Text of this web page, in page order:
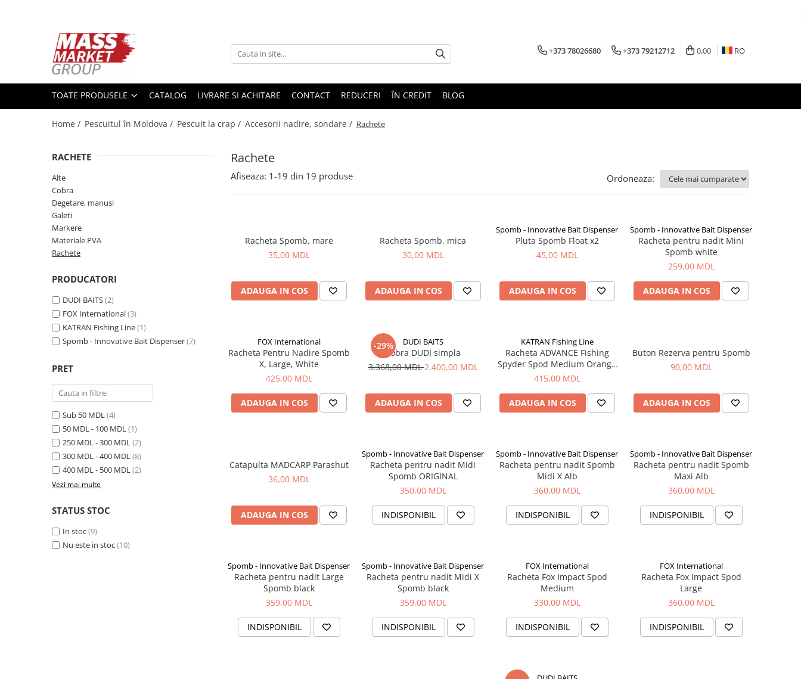
Toate Produsele
Pescuitul în Moldova
Lansete la crap
Protectie, pastrare
Accesorii nadire, sondare
Accesorii, monturi crap
Rod Pod, picheti, suporti
Carlige crap
Avertizoare si swingere
Pescuit Feeder, Stationar, Pluta
Fire feeder, stationar
Plute si Indicatoare
Platforme feeder, suporturi,
Mincioguri si juvelnice
Genti, huse, galeti
Accesorii si instrumente
Nada, momeala, aditivi
Pescuit la rapitor
Lansete la rapitor
Carlige la rapitor
Greutati la rapitor
+373 78026680 +373 79212712 0,00 RO
TOATE PRODUSELE CATALOG LIVRARE SI ACHITARE CONTACT REDUCERI ÎN CREDIT BLOG
Home / Pescuitul în Moldova / Pescuit la crap / Accesorii nadire, sondare / Rachete
Rachete
RACHETE
Alte
Cobra
Degetare, manusi
Galeti
Markere
Materiale PVA
Rachete
PRODUCATORI
DUDI BAITS(2)
FOX International(3)
KATRAN Fishing Line(1)
Spomb - Innovative Bait Dispenser(7)
PRET
Sub 50 MDL(4)
50 MDL - 100 MDL(1)
250 MDL - 300 MDL(2)
300 MDL - 400 MDL(8)
400 MDL - 500 MDL(2)
Vezi mai multe
STATUS STOC
In stoc(9)
Nu este in stoc(10)
Afiseaza: 1-19 din 19 produse Ordoneaza:
Racheta Spomb, mare
35,00 MDL
ADAUGA IN COS
Racheta Spomb, mica
30,00 MDL
ADAUGA IN COS
Spomb - Innovative Bait Dispenser
Pluta Spomb Float x2
45,00 MDL
ADAUGA IN COS
Spomb - Innovative Bait Dispenser
Racheta pentru nadit Mini
Spomb white
259,00 MDL
ADAUGA IN COS
FOX International
Racheta Pentru Nadire Spomb
X, Large, White
425,00 MDL
ADAUGA IN COS
-29% DUDI BAITS
Cobra DUDI simpla
3.368,00 MDL2.400,00 MDL
ADAUGA IN COS
KATRAN Fishing Line
Racheta ADVANCE Fishing
Spyder Spod Medium Orange
and Black
415,00 MDL
ADAUGA IN COS
Buton Rezerva pentru Spomb
90,00 MDL
ADAUGA IN COS
Catapulta MADCARP Parashut
36,00 MDL
ADAUGA IN COS
Spomb - Innovative Bait Dispenser
Racheta pentru nadit Midi
Spomb ORIGINAL
350,00 MDL
INDISPONIBIL
Spomb - Innovative Bait Dispenser
Racheta pentru nadit Spomb
Midi X Alb
360,00 MDL
INDISPONIBIL
Spomb - Innovative Bait Dispenser
Racheta pentru nadit Spomb
Maxi Alb
360,00 MDL
INDISPONIBIL
Spomb - Innovative Bait Dispenser
Racheta pentru nadit Large
Spomb black
359,00 MDL
INDISPONIBIL
Spomb - Innovative Bait Dispenser
Racheta pentru nadit Midi X
Spomb black
359,00 MDL
INDISPONIBIL
FOX International
Racheta Fox Impact Spod
Medium
330,00 MDL
INDISPONIBIL
FOX International
Racheta Fox Impact Spod
Large
360,00 MDL
INDISPONIBIL